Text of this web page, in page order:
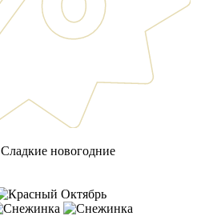
Сладкие новогодние